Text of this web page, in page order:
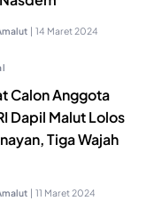
| 14 Maret 2024
Calon Anggota
Dapil Malut Lolos
Tiga Wajah
| 11 Maret 2024